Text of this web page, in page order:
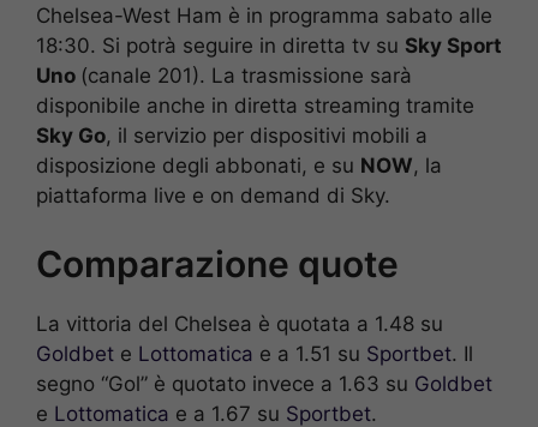
Chelsea-West Ham è in programma sabato alle
18:30. Si potrà seguire in diretta tv su Sky Sport
Uno (canale 201). La trasmissione sarà
disponibile anche in diretta streaming tramite
Sky Go, il servizio per dispositivi mobili a
disposizione degli abbonati, e su NOW, la
piattaforma live e on demand di Sky.
Comparazione quote
La vittoria del Chelsea è quotata a 1.48 su
Goldbet e Lottomatica e a 1.51 su Sportbet. Il
segno “Gol” è quotato invece a 1.63 su Goldbet
e Lottomatica e a 1.67 su Sportbet.